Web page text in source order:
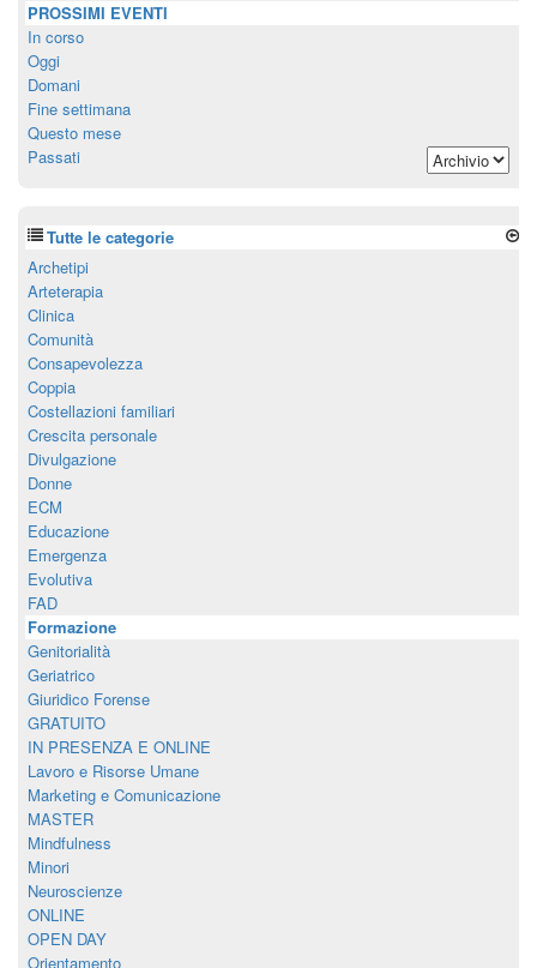
PROSSIMI EVENTI
In corso
Oggi
Domani
Fine settimana
Questo mese
Passati
Tutte le categorie
Archetipi
Arteterapia
Clinica
Comunità
Consapevolezza
Coppia
Costellazioni familiari
Crescita personale
Divulgazione
Donne
ECM
Educazione
Emergenza
Evolutiva
FAD
Formazione
Genitorialità
Geriatrico
Giuridico Forense
GRATUITO
IN PRESENZA E ONLINE
Lavoro e Risorse Umane
Marketing e Comunicazione
MASTER
Mindfulness
Minori
Neuroscienze
ONLINE
OPEN DAY
Orientamento